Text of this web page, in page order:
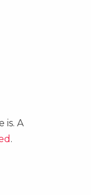
is. A
.